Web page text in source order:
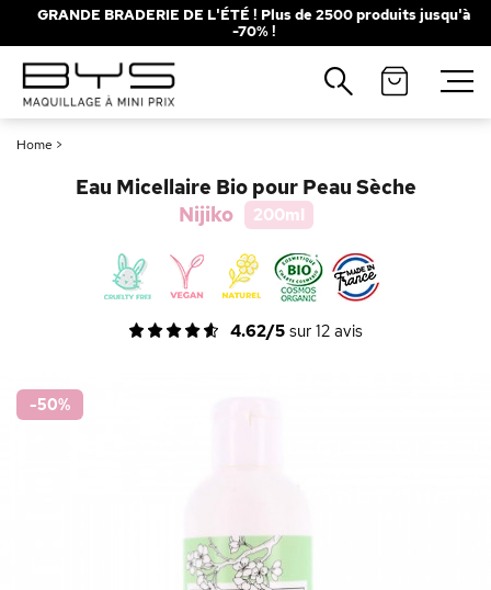
GRANDE BRADERIE DE L'ÉTÉ ! Plus de 2500 produits jusqu'à
-70% !
Home >
Eau Micellaire Bio pour Peau Sèche
Nijiko
200ml
4.62/5 sur 12 avis
-50%
Fermer
Recherches populaires
Blush
Rouge à Lèvres
Fermer
Recherches populaires
Blush
Rouge à Lèvres